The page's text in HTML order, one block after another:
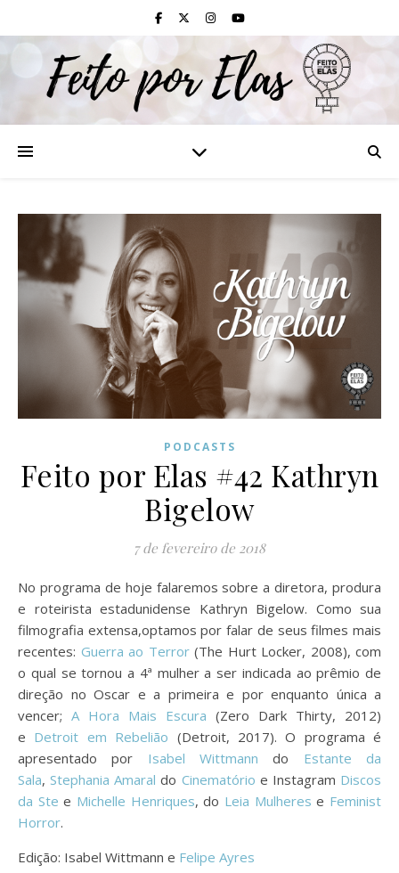
PODCASTS
Feito por Elas #42 Kathryn
Bigelow
7 de fevereiro de 2018
No programa de hoje falaremos sobre a diretora, produra
e roteirista estadunidense Kathryn Bigelow. Como sua
filmografia extensa,optamos por falar de seus filmes mais
recentes: Guerra ao Terror(The Hurt Locker, 2008), com
o qual se tornou a 4ª mulher a ser indicada ao prêmio de
direção no Oscar e a primeira e por enquanto única a
vencer; A Hora Mais Escura (Zero Dark Thirty, 2012)
e Detroit em Rebelião (Detroit, 2017). O programa é
apresentado por Isabel Wittmann do Estante da
Sala,Stephania Amaraldo Cinematório e Instagram Discos
da Ste e Michelle Henriques, do Leia Mulheres e Feminist
Horror.
Edição: Isabel Wittmann e Felipe Ayres